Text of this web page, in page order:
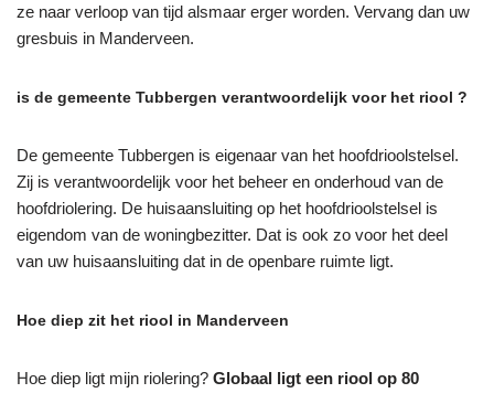
ze naar verloop van tijd alsmaar erger worden. Vervang dan uw
gresbuis in Manderveen.
is de gemeente Tubbergen verantwoordelijk voor het riool ?
De gemeente Tubbergen is eigenaar van het hoofdrioolstelsel.
Zij is verantwoordelijk voor het beheer en onderhoud van de
hoofdriolering. De huisaansluiting op het hoofdrioolstelsel is
eigendom van de woningbezitter. Dat is ook zo voor het deel
van uw huisaansluiting dat in de openbare ruimte ligt.
Hoe diep zit het riool in Manderveen
Hoe diep ligt mijn riolering? Globaal ligt een riool op 80